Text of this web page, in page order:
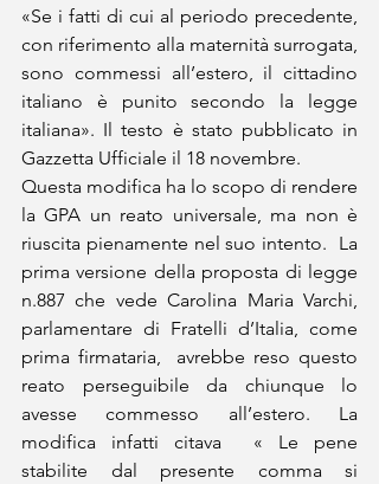
«Se i fatti di cui al periodo precedente,
con riferimento alla maternità surrogata,
sono commessi all’estero, il cittadino
italiano è punito secondo la legge
italiana». Il testo è stato pubblicato in
Gazzetta Ufficiale il 18 novembre.
Questa modifica ha lo scopo di rendere
la GPA un reato universale, ma non è
riuscita pienamente nel suo intento.  La
prima versione della proposta di legge
n.887 che vede Carolina Maria Varchi,
parlamentare di Fratelli d’Italia, come
prima firmataria,  avrebbe reso questo
reato perseguibile da chiunque lo
avesse commesso all’estero. La
modifica infatti citava  « Le pene
stabilite dal presente comma si